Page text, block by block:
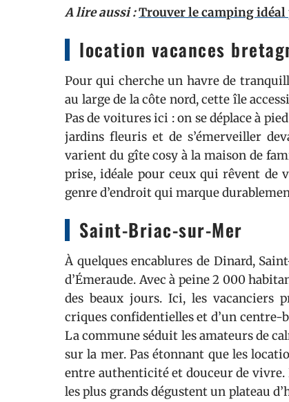
A lire aussi :Trouver le camping idéal
location vacances
Pour qui cherche un havre de
au large de la côte nord, cette île
Pas de voitures ici : on se déplace à
jardins fleuris et de s’émerveiller
varient du gîte cosy à la maison de
prise, idéale pour ceux qui rêvent de
genre d’endroit qui marque
Saint-Briac-sur-Mer
À quelques encablures de Dinard,
d’Émeraude. Avec à peine 2 000
des beaux jours. Ici, les vacanciers
criques confidentielles et d’un centre-
La commune séduit les amateurs de
sur la mer. Pas étonnant que les
entre authenticité et douceur de vivre.
les plus grands dégustent un plateau